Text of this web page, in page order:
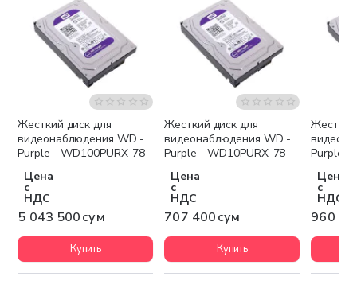
Бесплатная доставка
Жесткий диск для
видеонаблюдения WD -
Purple - WD100PURX-78
Цена
с
НДС
5 043 500 сум
Купить
Жесткий диск для
видеонаблюдения WD -
Purple - WD10PURX-78
Цена
с
НДС
707 400 сум
Купить
Purple -
Цена
с
НДС
960